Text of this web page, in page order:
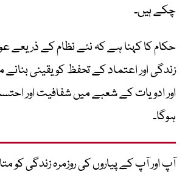
چکے ہیں۔
حکام کا کہنا ہے کہ نئے نظام کے ذریعے
زندگی اور اعتماد کے تحفظ کو یقینی
اور ادویات کے شعبے میں شفافیت اور
ہوگا۔
آپ اور آپ کے پیاروں کی روزمرہ زندگی کو